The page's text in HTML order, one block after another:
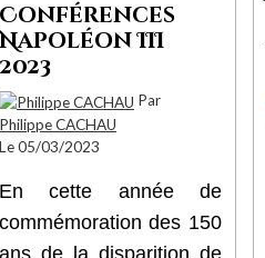
Conférences
III
2023
Par
Philippe CACHAU
Le 05/03/2023
En cette année de
commémoration des 150
ans de la disparition de